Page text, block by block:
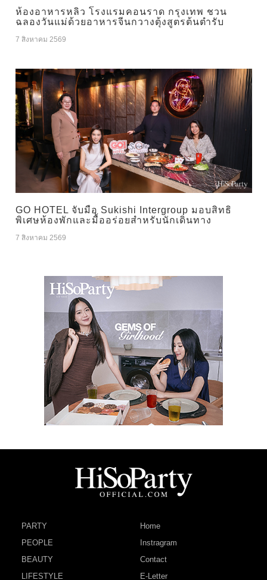
ห้องอาหารหลิว โรงแรมคอนราด กรุงเทพ ชวน
ฉลองวันแม่ด้วยอาหารจีนกวางตุ้งสูตรต้นตำรับ
7 สิงหาคม 2569
GO HOTEL จับมือ Sukishi Intergroup มอบสิทธิ
พิเศษห้องพักและมื้ออร่อยสำหรับนักเดินทาง
7 สิงหาคม 2569
PARTY
PEOPLE
BEAUTY
LIFESTYLE
Home
Instragram
Contact
E-Letter